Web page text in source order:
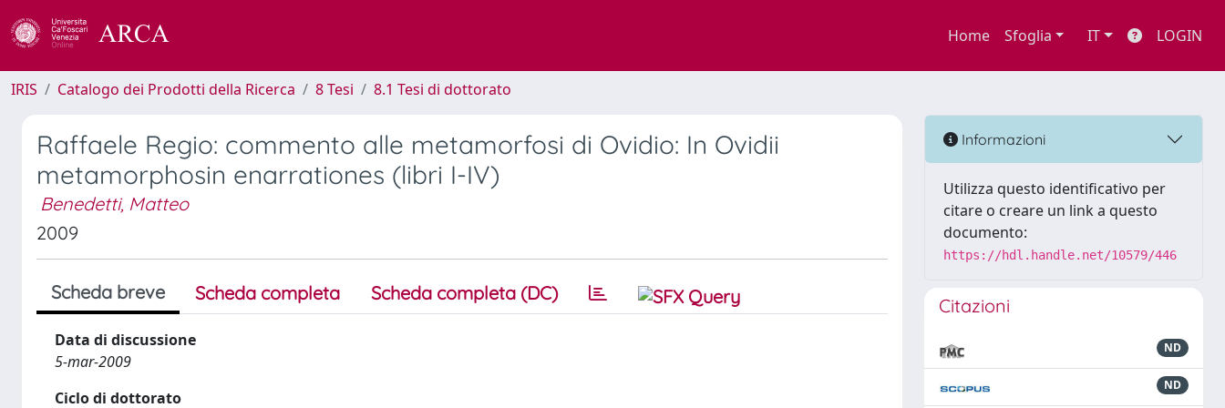
Home Sfoglia IT LOGIN
IRIS Catalogo dei Prodotti della Ricerca 8 Tesi 8.1 Tesi di dottorato
Raffaele Regio: commento alle metamorfosi di Ovidio: In Ovidii
metamorphosin enarrationes (libri I-IV)
Benedetti, Matteo
2009
Scheda breve Scheda completa Scheda completa (DC)
Data di discussione
5-mar-2009
Ciclo di dottorato
Informazioni
Utilizza questo identificativo per
citare o creare un link a questo
documento:
https://hdl.handle.net/10579/446
Citazioni
ND
ND